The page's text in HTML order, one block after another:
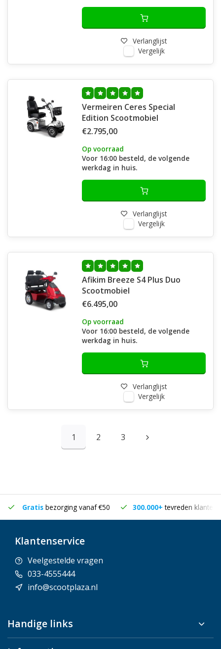
Verlanglijst
Vergelijk
Vermeiren Ceres Special
Edition Scootmobiel
€2.795,00
Op voorraad
Voor 16:00 besteld, de volgende
werkdag in huis.
Verlanglijst
Vergelijk
Afikim Breeze S4 Plus Duo
Scootmobiel
€6.495,00
Op voorraad
Voor 16:00 besteld, de volgende
werkdag in huis.
Verlanglijst
Vergelijk
1 2 3
Gratis bezorging vanaf €50 300.000+tevreden klanten
Klantenservice
Veelgestelde vragen
033-4555444
info@scootplaza.nl
Handige links